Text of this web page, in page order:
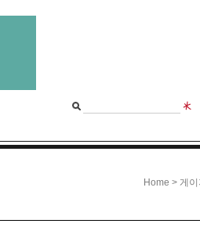
Home > 게이